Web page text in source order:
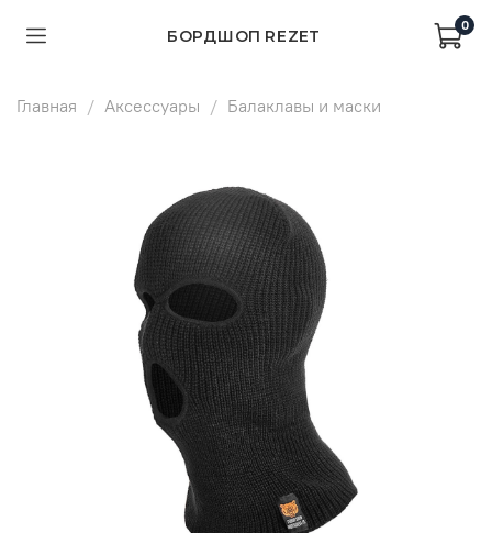
БОРДШОП REZET
0
Главная Аксессуары Балаклавы и маски